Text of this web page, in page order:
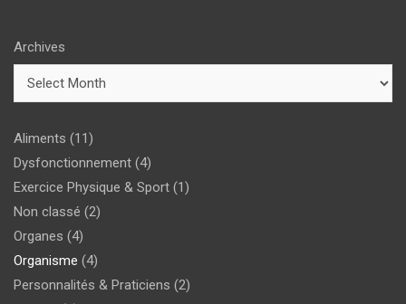
Archives
Aliments (11)
Dysfonctionnement (4)
Exercice Physique & Sport (1)
Non classé (2)
Organes (4)
Organisme (4)
Personnalités & Praticiens (2)